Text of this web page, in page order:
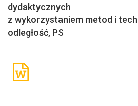
dydaktycznych
z wykorzystaniem metod i
odległość, PS